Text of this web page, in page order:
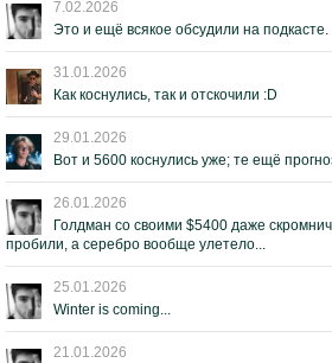
7.02.2026
Это и ещё всякое обсудили на
31.01.2026
Как коснулись, так и отскочили :D
29.01.2026
Вот и 5600 коснулись уже; те ещё
26.01.2026
Голдман со своими $5400 даже
пробили, а серебро вообще улетело...
25.01.2026
Winter is coming...
21.01.2026